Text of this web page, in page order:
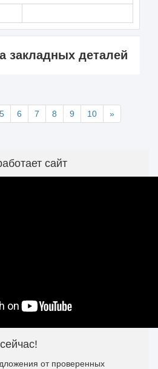
закладных деталей
5 6 7 8 9 10 »
сайт
от проверенных